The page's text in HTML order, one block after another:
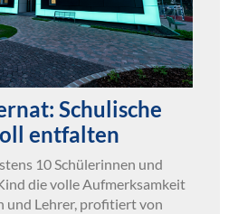
Schulische
entfalten
10 Schülerinnen und
die volle Aufmerksamkeit
und Lehrer, profitiert von